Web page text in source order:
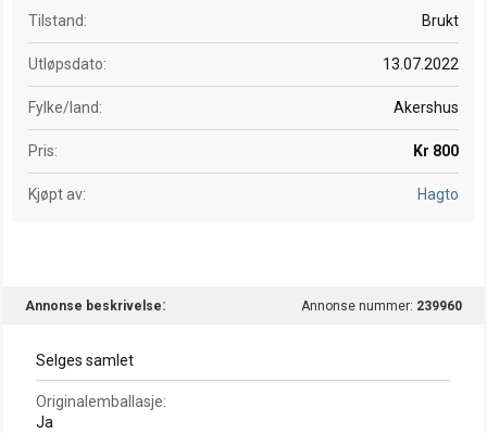
Tilstand Brukt
Utløpsdato 13.07.2022
Fylke/land Akershus
Pris Kr 800
Kjøpt av Hagto
Annonse beskrivelse Annonse nummer: 239960
Selges samlet
Originalemballasje
Ja